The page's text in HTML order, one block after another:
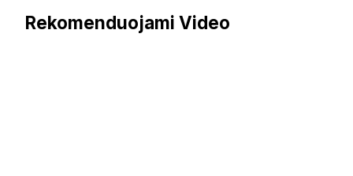
Rekomenduojami Video